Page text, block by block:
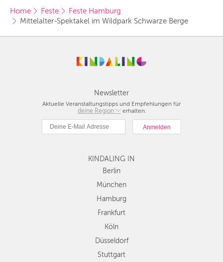
Home Feste
Feste Hamburg
Mittelalter-Spektakel im Wildpark Schwarze Berge
Newsletter
Aktuelle Veranstaltungstipps und Empfehlungen für
deine Region
Berlin
Hamburg
Köln
Düsseldorf
Stuttgart
Essen
Dresden
Nürnberg
Wien
erhalten.
KINDALING IN
Berlin
München
Hamburg
Frankfurt
Köln
Düsseldorf
Stuttgart